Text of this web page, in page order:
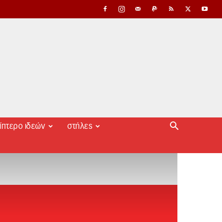
ιδεών στήλες